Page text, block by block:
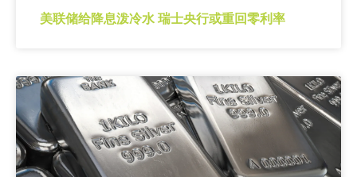
美联储给降息泼冷水 瑞士央行或重回零利率